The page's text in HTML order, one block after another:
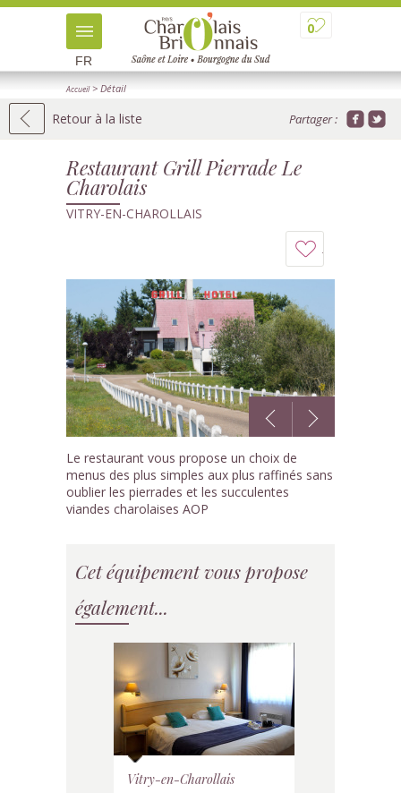
0
FR
Accueil> Détail
Retour à la liste Partager :
Restaurant Grill Pierrade Le
Charolais
VITRY-EN-CHAROLLAIS
à
mon
carnet
1
Le restaurant vous propose un choix de
menus des plus simples aux plus raffinés sans
oublier les pierrades et les succulentes
viandes charolaises AOP
Cet équipement vous propose
également...
Vitry-en-Charollais